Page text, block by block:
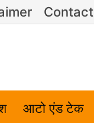
Contact
आटो एंड टेक